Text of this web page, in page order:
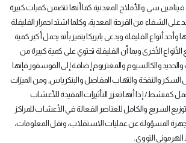
فيتامين سي والأملاح المعدنية كما أنها تتضمن كميات كبيرة
الشفاء من القرحة المعدية، وكلما اشتد احمرار الفليفلة
أنواع الفليفلة ويدعى بابريكا يتميز بأنه يحمل أكبر كمية
الأخرى وبما أن الفليفلة تحتوي على كمية كبيرة من
والحديد والكالسيوم والمغنزيوم إضافة إلى الفوسفور فإنها
السكر والنفخة والتهاب المفاصل والبنكرياس, ومن الميزات
كمنشط/ إذا أنها تعزز التأثيرات المفيدة للأعشاب
السريع والكامل للعناصر الفعالة في الأعشاب للمراكز
المسؤولة عن عمليات الاستقلاب، ونقل المعلومات،
النووي.